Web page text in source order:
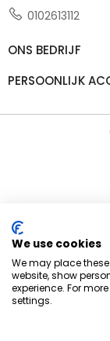
0102613112
ONS BEDRIJF
PERSOONLIJK
We use cookies
We may place
website, show
experience. For
settings.